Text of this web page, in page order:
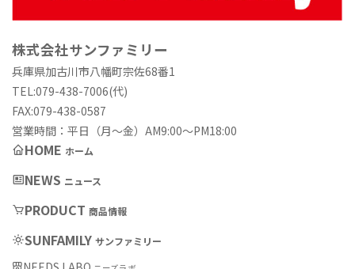
株式会社サンファミリー
兵庫県加古川市八幡町宗佐68番1
TEL:079-438-7006(代)
FAX:079-438-0587
営業時間：平日（月〜金）AM9:00〜PM18:00
HOME ホーム
NEWS ニュース
PRODUCT 商品情報
SUNFAMILY サンファミリー